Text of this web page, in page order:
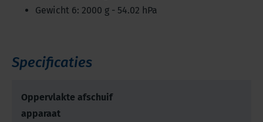
Gewicht 6: 2000 g - 54.02 hPa
Specificaties
Oppervlakte afschuif
apparaat